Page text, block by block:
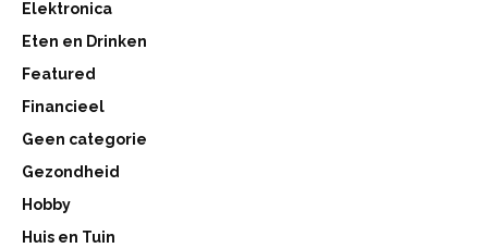
Elektronica
Eten en Drinken
Featured
Financieel
Geen categorie
Gezondheid
Hobby
Huis en Tuin